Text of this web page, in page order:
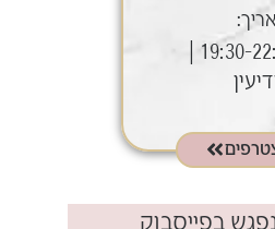
בפייסבוק​